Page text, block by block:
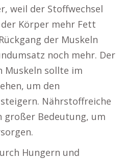
weil der Stoffwechsel
Körper mehr Fett
der Muskeln
noch mehr. Der
Muskeln sollte im
um den
Nährstoffreiche
großer Bedeutung, um
Hungern und